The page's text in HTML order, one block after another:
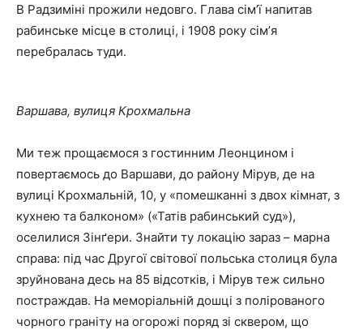
В Радзиміні прожили недовго. Глава сімʼї напитав
рабинське місце в столиці, і 1908 року сімʼя
перебралась туди.
Варшава, вулиця Крохмальна
Ми теж прощаємося з гостинним Леонцином і
повертаємось до Варшави, до району Мірув, де на
вулиці Крохмальній, 10, у «помешканні з двох кімнат, з
кухнею та балконом» («Татів рабинський суд»),
оселилися Зінґери. Знайти ту локацію зараз – марна
справа: під час Другої світової польська столиця була
зруйнована десь на 85 відсотків, і Мірув теж сильно
постраждав. На меморіальній дошці з полірованого
чорного граніту на огорожі поряд зі сквером, що